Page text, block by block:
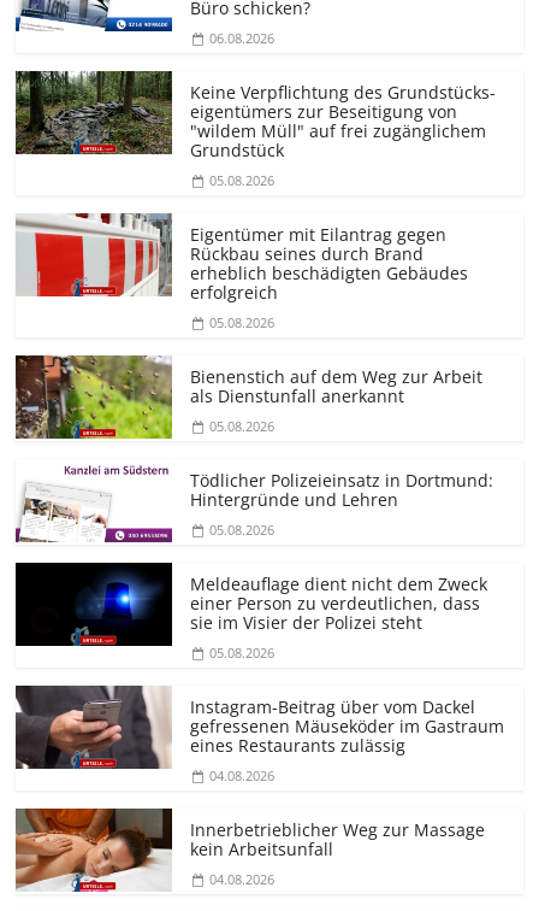
Büro schicken?
06.08.2026
Keine Verpflichtung des Grundstücks­
eigentümers zur Beseitigung von
"wildem Müll" auf frei zugänglichem
Grundstück
05.08.2026
Eigentümer mit Eilantrag gegen
Rückbau seines durch Brand
erheblich beschädigten Gebäudes
erfolgreich
05.08.2026
Bienenstich auf dem Weg zur Arbeit
als Dienstunfall anerkannt
05.08.2026
Tödlicher Polizeieinsatz in Dortmund:
Hintergründe und Lehren
05.08.2026
Meldeauflage dient nicht dem Zweck
einer Person zu verdeutlichen, dass
sie im Visier der Polizei steht
05.08.2026
Instagram-Beitrag über vom Dackel
gefressenen Mäuseköder im Gastraum
eines Restaurants zulässig
04.08.2026
Innerbetrieblicher Weg zur Massage
kein Arbeitsunfall
04.08.2026